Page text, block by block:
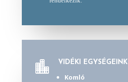
 VIDÉKI EGYSÉGEINK
Komló